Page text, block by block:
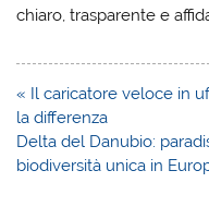
chiaro, trasparente e
Navigazione
articoli
« Il caricatore veloce in
la differenza
Delta del Danubio:
biodiversità unica in